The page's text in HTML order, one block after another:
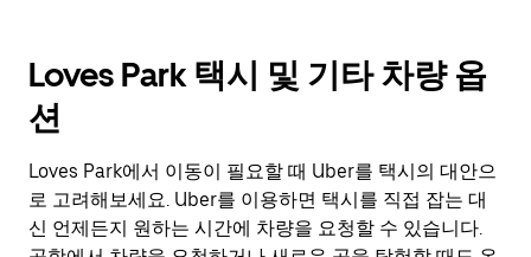
Loves Park 택시 및 기타 차량 옵
션
Loves Park에서 이동이 필요할 때 Uber를 택시의 대안으
로 고려해보세요. Uber를 이용하면 택시를 직접 잡는 대
신 언제든지 원하는 시간에 차량을 요청할 수 있습니다.